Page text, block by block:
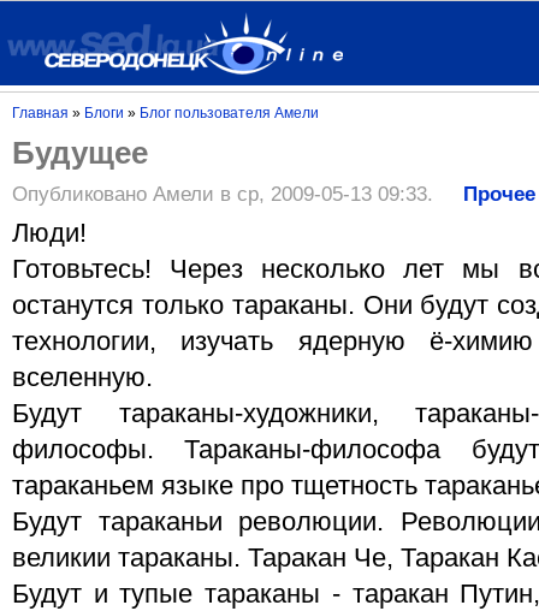
Главная » Блоги » Блог пользователя Амели
Будущее
Опубликовано Амели в ср, 2009-05-13 09:33. Прочее
Люди!
Готовьтесь! Через несколько лет
останутся только тараканы. Они будут
технологии, изучать ядерную ё-
вселенную.
Будут тараканы-художники,
философы. Тараканы-философа
тараканьем языке про тщетность
Будут тараканьи революции.
великии тараканы. Таракан Че, Таракан
Будут и тупые тараканы - таракан